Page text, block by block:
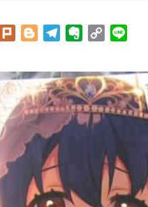
Facebook
Plurk BloggerTelegramEvernote
Copy